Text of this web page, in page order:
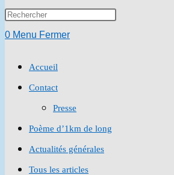
search
Press
0 Menu Fermer
Accueil
Contact
Presse
Poème d’1km de long
Actualités générales
Tous les articles